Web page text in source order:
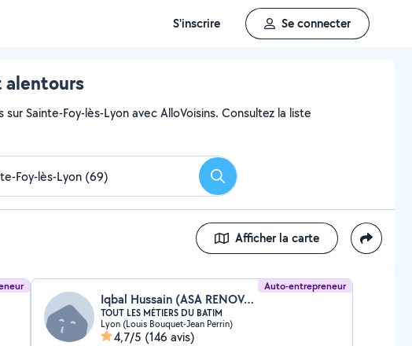
S'inscrire Se connecter
alentours
Sainte-Foy-lès-Lyon avec AlloVoisins. Consultez la liste
Rechercher
Afficher la carte
Auto-entrepreneur
Iqbal Hussain (ASA RENOVATION BÂTIMENT)
TOUT LES MÉTIERS DU BATIM
Lyon (Louis Bouquet-Jean Perrin)
4,7/5 (146 avis)